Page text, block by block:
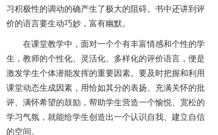
习积极性的调动的确产生了极大的阻碍。书中还讲到评
价的语言要生动巧妙，富有幽默。
在课堂教学中，面对一个个有丰富情感和个性的学
生，教师的个性化、灵活化、多样化的评价语言，便是
激发学生个体潜能发挥的重要因素。要及时把握和利用
课堂动态生成因素，用恰如其分的表扬、充满关怀的批
评、满怀希望的鼓励，帮助学生营造一个愉悦、宽松的
学习气氛，就能给学生创造出一个认识自我、建立自信
的空间。